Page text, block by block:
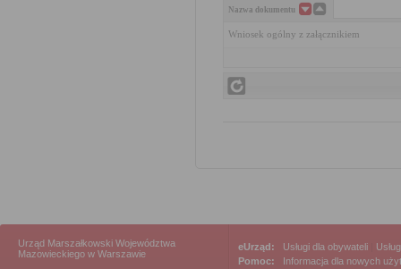
Nazwa dokumentu
Wniosek ogólny z załącznikiem
Urząd Marszałkowski Województwa
Mazowieckiego w Warszawie
eUrząd: Usługi dla obywateli
Pomoc:
Informacja dla nowych